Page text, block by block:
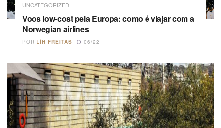
UNCATEGORIZED
Voos low-cost pela Europa: como é viajar com a
Norwegian airlines
POR LÍH FREITAS 06/22